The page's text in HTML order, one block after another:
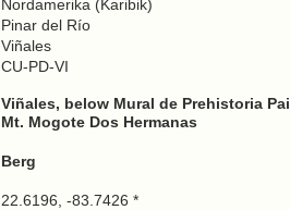
Nordamerika (Karibik)
Pinar del Río
Viñales
CU-PD-VI
Viñales, below Mural de Prehistoria
Mt. Mogote Dos Hermanas
Berg
22.6196, -83.7426 *